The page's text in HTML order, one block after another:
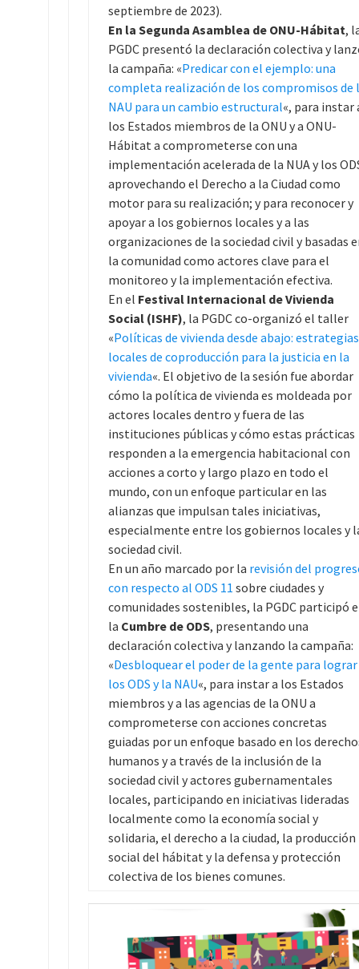
septiembre de 2023).
En la Segunda Asamblea de ONU-Hábitat,
PGDC presentó la declaración colectiva y
la campaña: «Predicar con el ejemplo: una
completa realización de los compromisos de
NAU para un cambio estructural«, para instar
los Estados miembros de la ONU y a ONU-
Hábitat a comprometerse con una
implementación acelerada de la NUA y los
aprovechando el Derecho a la Ciudad como
motor para su realización; y para reconocer y
apoyar a los gobiernos locales y a las
organizaciones de la sociedad civil y basadas
la comunidad como actores clave para el
monitoreo y la implementación efectiva.
En el Festival Internacional de Vivienda
Social (ISHF), la PGDC co-organizó el taller
«Políticas de vivienda desde abajo: estrategias
locales de coproducción para la justicia en la
vivienda«. El objetivo de la sesión fue abordar
cómo la política de vivienda es moldeada por
actores locales dentro y fuera de las
instituciones públicas y cómo estas prácticas
responden a la emergencia habitacional con
acciones a corto y largo plazo en todo el
mundo, con un enfoque particular en las
alianzas que impulsan tales iniciativas,
especialmente entre los gobiernos locales y
sociedad civil.
En un año marcado por la revisión del
con respecto al ODS 11 sobre ciudades y
comunidades sostenibles, la PGDC participó
la Cumbre de ODS, presentando una
declaración colectiva y lanzando la campaña:
«Desbloquear el poder de la gente para lograr
los ODS y la NAU«, para instar a los Estados
miembros y a las agencias de la ONU a
comprometerse con acciones concretas
guiadas por un enfoque basado en los
humanos y a través de la inclusión de la
sociedad civil y actores gubernamentales
locales, participando en iniciativas lideradas
localmente como la economía social y
solidaria, el derecho a la ciudad, la producción
social del hábitat y la defensa y protección
colectiva de los bienes comunes.